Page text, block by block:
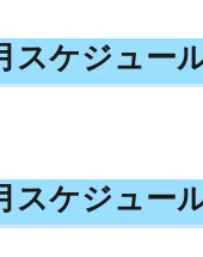
スケジュー
スケジュー